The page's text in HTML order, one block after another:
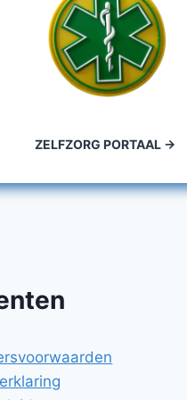
ZELFZORG PORTAAL ->